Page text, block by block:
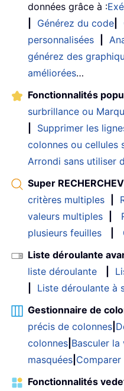
données grâce à :
Générez du code
personnalisées
générez des
améliorées…
Fonctionnalités
surbrillance ou
Supprimer les
colonnes ou cellules
Arrondi sans utiliser
Super RECHERCHEV
critères multiples
valeurs multiples
plusieurs feuilles
Liste déroulante
liste déroulante
Liste déroulante à
Gestionnaire de
précis de colonnes
colonnes Basculer
masquées
Fonctionnalités